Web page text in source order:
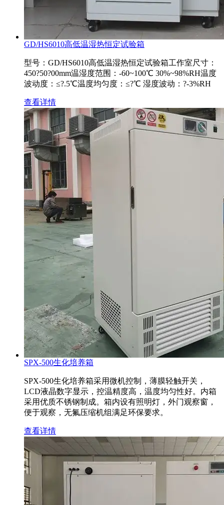
GD/HS6010高低温湿热恒定试验箱
型号：GD/HS6010高低温湿热恒定试验箱工作室尺寸：
450?50?00mm温湿度范围：-60~100℃ 30%~98%RH温度
波动度：≤?.5℃温度均匀度：≤?℃ 湿度波动：?-3%RH
查看详情
SPX-500生化培养箱
SPX-500生化培养箱采用微机控制，薄膜轻触开关，
LCD液晶数字显示，控温精度高，温度均匀性好。内箱
采用优质不锈钢制成。箱内设有照明灯，外门观察窗，
便于观察，无氟压缩机组满足环保要求。
查看详情